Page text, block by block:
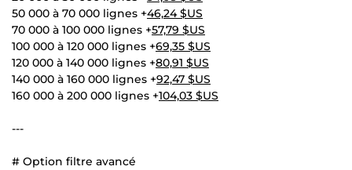
50 000 à 70 000 lignes +46,24 $US
70 000 à 100 000 lignes +57,79 $US
100 000 à 120 000 lignes +69,35 $US
120 000 à 140 000 lignes +80,91 $US
140 000 à 160 000 lignes +92,47 $US
160 000 à 200 000 lignes +104,03 $US
---
# Option filtre avancé